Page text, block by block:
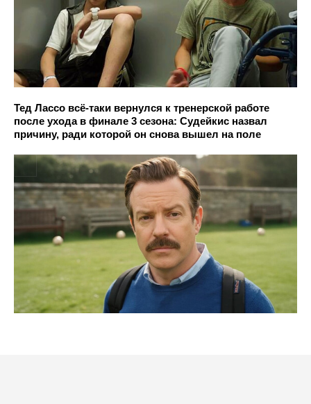
Тед Лассо всё-таки вернулся к тренерской работе
после ухода в финале 3 сезона: Судейкис назвал
причину, ради которой он снова вышел на поле